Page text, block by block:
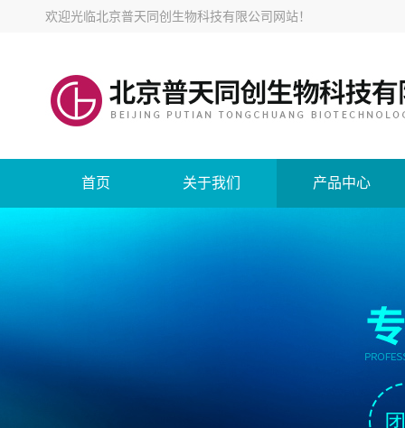
欢迎光临北京普天同创生物科技有限公司网站！
首页 关于我们 产品中心